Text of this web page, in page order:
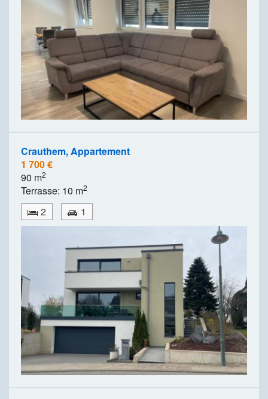
Crauthem, Appartement
1 700 €
90 m2
Terrasse: 10 m2
2 1